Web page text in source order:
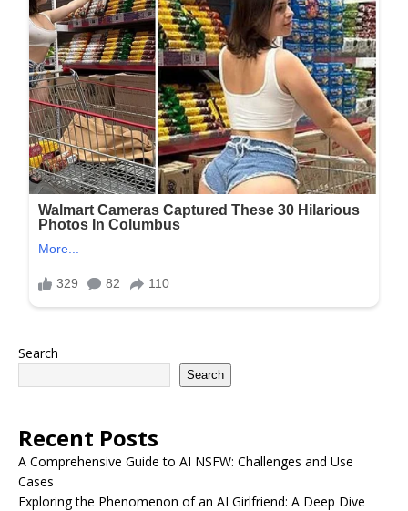
Search
Search
Recent Posts
A Comprehensive Guide to AI NSFW: Challenges and Use
Cases
Exploring the Phenomenon of an AI Girlfriend: A Deep Dive